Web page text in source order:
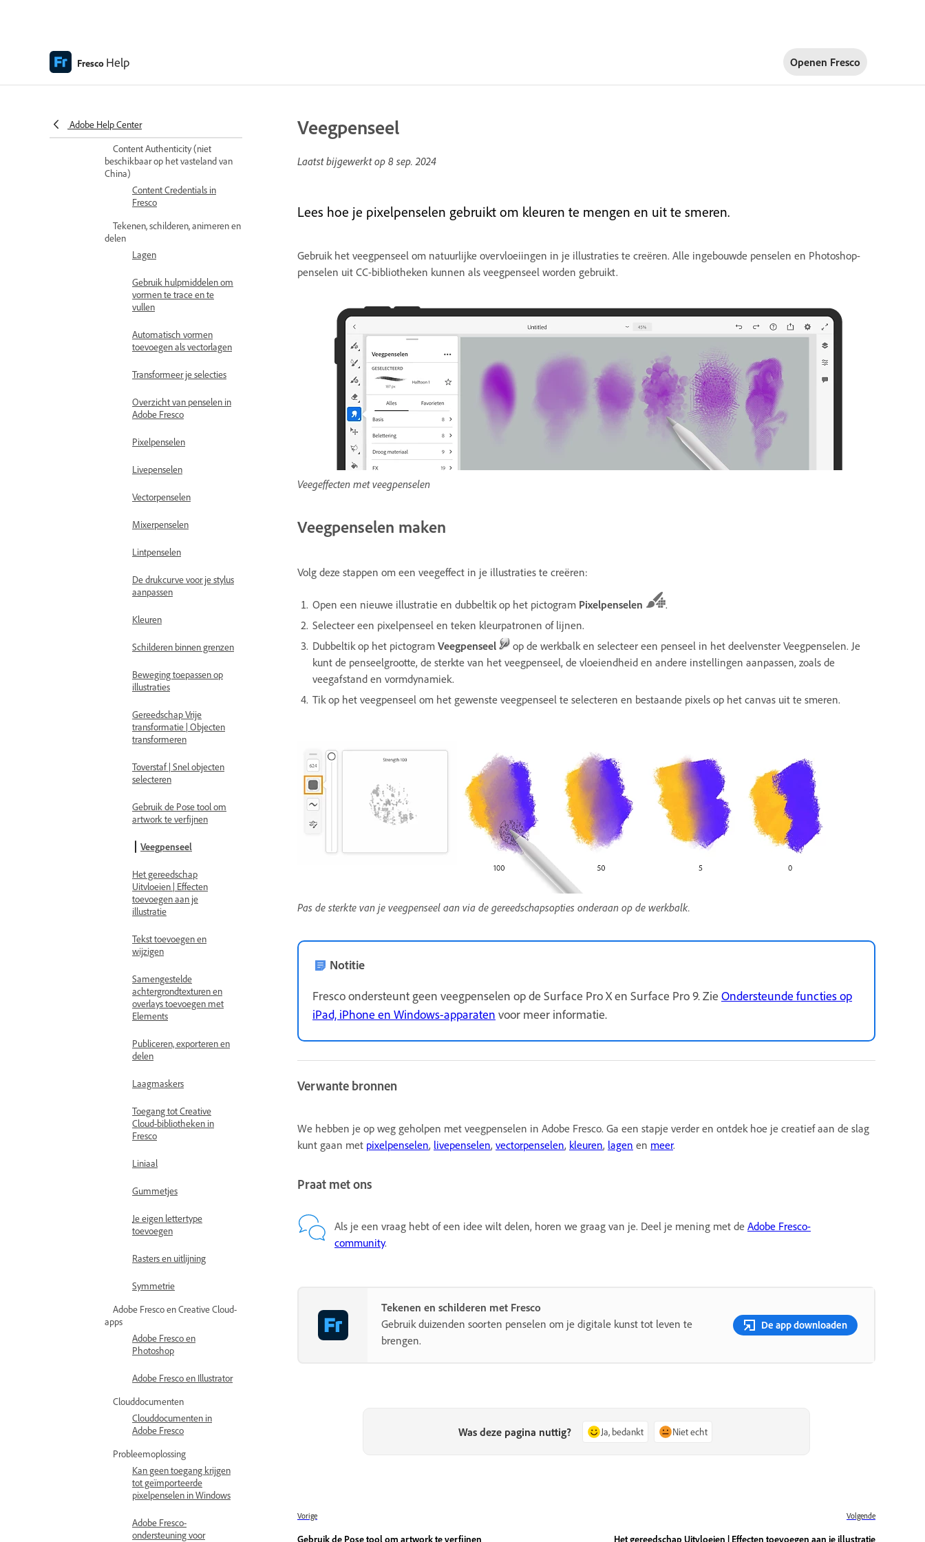
Fresco Help Openen Fresco
Adobe Help CenterWindows-apparaten
Content Authenticity (niet
beschikbaar op het vasteland van
China)
Content Credentials in
Fresco
Tekenen, schilderen, animeren en
delen
Lagen
Gebruik hulpmiddelen om
vormen te trace en te
vullen
Automatisch vormen
toevoegen als vectorlagen
Transformeer je selecties
Overzicht van penselen in
Adobe Fresco
Pixelpenselen
Livepenselen
Vectorpenselen
Mixerpenselen
Lintpenselen
De drukcurve voor je stylus
aanpassen
Kleuren
Schilderen binnen grenzen
Beweging toepassen op
illustraties
Gereedschap Vrije
transformatie | Objecten
transformeren
Toverstaf | Snel objecten
selecteren
Gebruik de Pose tool om
artwork te verfijnen
Veegpenseel
Het gereedschap
Uitvloeien | Effecten
toevoegen aan je
illustratie
Tekst toevoegen en
wijzigen
Samengestelde
achtergrondtexturen en
overlays toevoegen met
Elements
Publiceren, exporteren en
delen
Laagmaskers
Toegang tot Creative
Cloud-bibliotheken in
Fresco
Liniaal
Gummetjes
Je eigen lettertype
toevoegen
Rasters en uitlijning
Symmetrie
Adobe Fresco en Creative Cloud-
apps
Adobe Fresco en
Photoshop
Adobe Fresco en Illustrator
Clouddocumenten
Clouddocumenten in
Adobe Fresco
Probleemoplossing
Kan geen toegang krijgen
tot geïmporteerde
pixelpenselen in Windows
Adobe Fresco-
ondersteuning voor
Veegpenseel
Laatst bijgewerkt op 8 sep. 2024
Lees hoe je pixelpenselen gebruikt om kleuren te mengen en uit te smeren.
Gebruik het veegpenseel om natuurlijke overvloeiingen in je illustraties te creëren. Alle ingebouwde penselen en Photoshop-
penselen uit CC-bibliotheken kunnen als veegpenseel worden gebruikt.
Veegeffecten met veegpenselen
Veegpenselen maken
Volg deze stappen om een veegeffect in je illustraties te creëren:
Open een nieuwe illustratie en dubbeltik op het pictogram Pixelpenselen
.
Selecteer een pixelpenseel en teken kleurpatronen of lijnen.
Dubbeltik op het pictogram Veegpenseel
op de werkbalk en selecteer een penseel in het deelvenster Veegpenselen. Je
kunt de penseelgrootte, de sterkte van het veegpenseel, de vloeiendheid en andere instellingen aanpassen, zoals de
veegafstand en vormdynamiek.
Tik op het veegpenseel om het gewenste veegpenseel te selecteren en bestaande pixels op het canvas uit te smeren.
Pas de sterkte van je veegpenseel aan via de gereedschapsopties onderaan op de werkbalk.
Notitie
Fresco ondersteunt geen veegpenselen op de Surface Pro X en Surface Pro 9. Zie Ondersteunde functies op
iPad, iPhone en Windows-apparaten voor meer informatie.
Verwante bronnen
We hebben je op weg geholpen met veegpenselen in Adobe Fresco. Ga een stapje verder en ontdek hoe je creatief aan de slag
kunt gaan met pixelpenselen, livepenselen, vectorpenselen, kleuren, lagen en meer.
Praat met ons
Als je een vraag hebt of een idee wilt delen, horen we graag van je. Deel je mening met de Adobe Fresco-
community.
Tekenen en schilderen met Fresco
Gebruik duizenden soorten penselen om je digitale kunst tot leven te
brengen.
De app downloaden
Was deze pagina nuttig? Ja, bedankt Niet echt
Vorige
Gebruik de Pose tool om artwork te verfijnen
Volgende
Het gereedschap Uitvloeien | Effecten toevoegen aan je illustratie